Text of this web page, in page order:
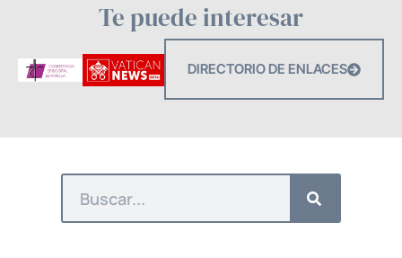
Te puede interesar
DIRECTORIO DE ENLACES